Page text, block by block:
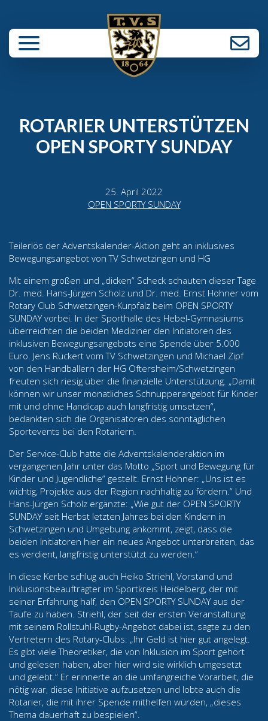
schließen
ROTARIER UNTERSTÜTZEN
OPEN SPORTY SUNDAY
25. April 2022
OPEN SPORTY SUNDAY
Teilerlös der Adventskalender-Aktion geht an inklusives
Bewegungsangebot von TV Schwetzingen und HG
Mit einem großen und „dicken“ Scheck schauten dieser Tage
Dr. med. Hans-Jürgen Scholz und Dr. med. Ernst Hohner vom
Rotary Club Schwetzingen-Kurpfalz beim OPEN SPORTY
SUNDAY vorbei. In der Sporthalle des Hebel-Gymnasiums
überreichten die beiden Mediziner den Initiatoren des
inklusiven Bewegungsangebots eine Spende über 5.000
Euro. Jens Rückert vom TV Schwetzingen und Michael Zipf
von den Handballern der HG Oftersheim/Schwetzingen
freuten sich riesig über die finanzielle Unterstützung. „Damit
können wir unser monatliches Schnupperangebot für Kinder
mit und ohne Handicap auch langfristig umsetzen“,
bedankten sich die Organisatoren des sonntäglichen
Sportevents bei den Rotariern.
Der Service-Club hatte die Adventskalenderaktion im
vergangenen Jahr unter das Motto „Sport und Bewegung für
Kinder und Jugendliche“ gestellt. Ernst Hohner: „Uns ist es
wichtig, Projekte aus der Region nachhaltig zu fördern.“ Und
Hans-Jürgen Scholz ergänzte: „Wie gut der OPEN SPORTY
SUNDAY seit Herbst letzten Jahres bei den Kindern in
Schwetzingen und Umgebung ankommt, zeigt, dass die
beiden Initiatoren hier ein neues Angebot unterbreiten, das
es verdient, langfristig unterstützt zu werden.“
In diese Kerbe schlug auch Heiko Striehl, Vorstand und
Inklusionsbeauftragter im Sportkreis Heidelberg, der mit
seiner Erfahrung half, den OPEN SPORTY SUNDAY aus der
Taufe zu haben. Striehl, der seit der ersten Veranstaltung
mit seinem Rollstuhl-Rugby-Angebot dabei ist, sagte zu den
Vertretern des Rotary-Clubs: „Ihr Geld ist hier gut angelegt.
Es gibt viele Theoretiker, die von Inklusion im Sport gehört
und gelesen haben, aber hier wird sie wirklich umgesetzt
und gelebt.“ Er erinnerte an die umfangreiche Vorarbeit, die
nötig war, diese Initiative aufzusetzen und lobte auch die
Rotarier, die mit ihrer Spende mithelfen würden, „dieses
Thema dauerhaft zu bespielen“.